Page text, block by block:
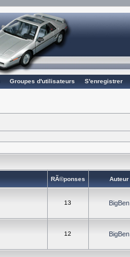
Groupes d'utilisateurs S'enregistrer
RÃ©ponses Auteur
13 BigBen
12 BigBen